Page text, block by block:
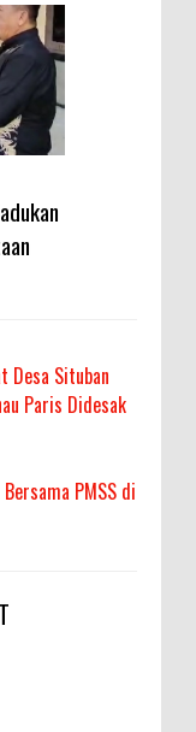
Desa Situban
Paris Didesak
PMSS di